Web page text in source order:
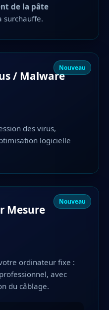
de la pâte
surchauffe.
Nouveau
/ Malware
des virus,
logicielle
Nouveau
Mesure
ordinateur fixe :
avec
du câblage.